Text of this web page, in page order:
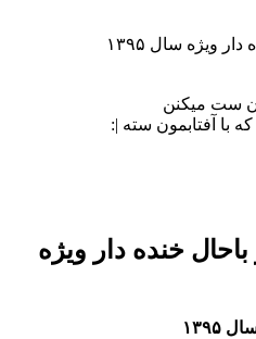
ویژه سال ۱۳۹۵
ست میکنن
با آفتابمون سته |:
خنده دار ویژه